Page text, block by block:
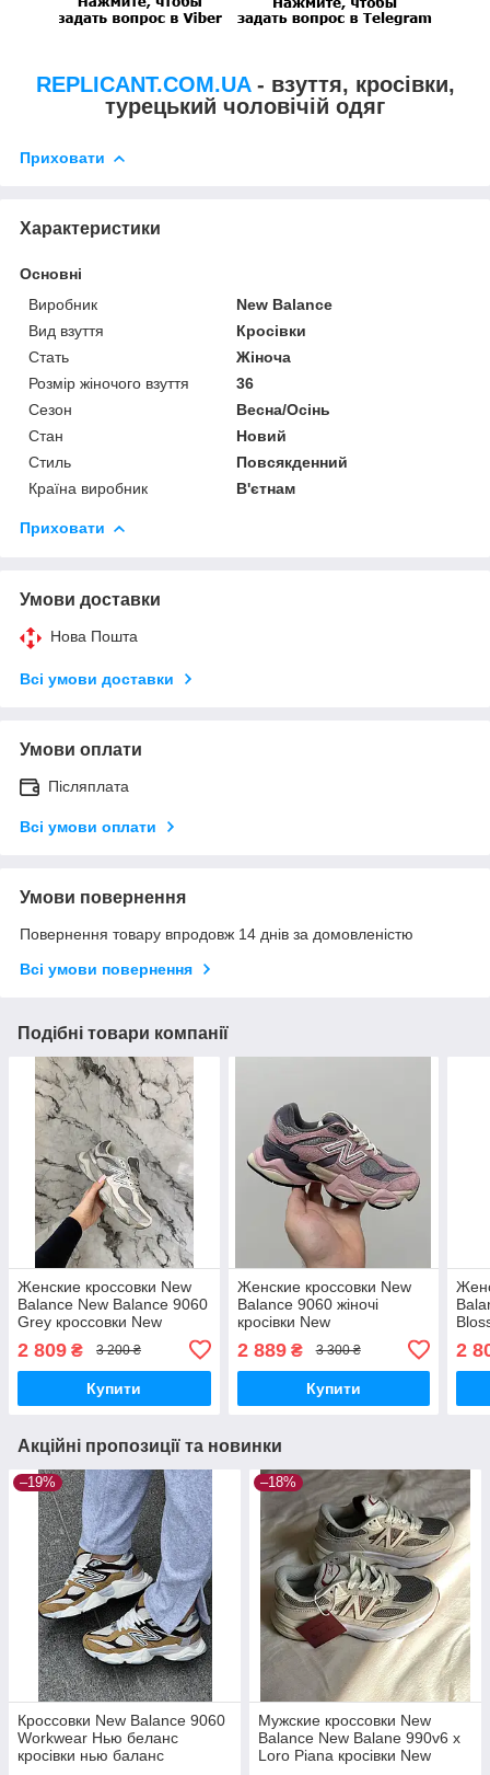
REPLICANT.COM.UA - взуття, кросівки,
турецький чоловічій одяг
Приховати
Характеристики
Основні
Виробник
New Balance
Вид взуття
Кросівки
Стать
Жіноча
Розмір жіночого взуття
36
Сезон
Весна/Осінь
Стан
Новий
Стиль
Повсякденний
Країна виробник
В'єтнам
Приховати
Умови доставки
Нова Пошта
Всі умови доставки
Умови оплати
Післяплата
Всі умови оплати
Умови повернення
Повернення товару впродовж 14 днів за домовленістю
Всі умови повернення
Подібні товари компанії
Женские кроссовки New
Balance New Balance 9060
Grey кроссовки New
2 809 ₴ 3 200 ₴
Купити
Женские кроссовки New
Balance 9060 жіночі
кросівки New
2 889₴ 3 300 ₴
Купити
2
Акційні пропозиції та новинки
–19%
Кроссовки New Balance 9060
Workwear Нью беланс
кросівки нью баланс
–18%
Мужские кроссовки New
Balance New Balane 990v6 x
Loro Piana кросівки New